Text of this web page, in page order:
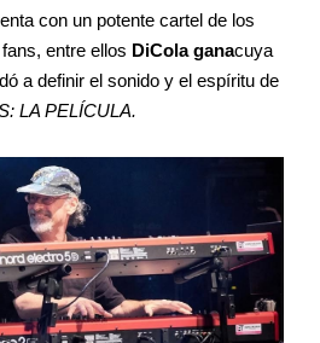
con un potente cartel de los
entre ellos DiCola ganacuya
a definir el sonido y el espíritu de
LA PELÍCULA.